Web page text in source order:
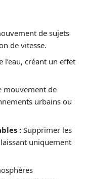
de sujets
de vitesse.
l’eau, créant un effet
mouvement de
urbains ou
: Supprimer les
uniquement